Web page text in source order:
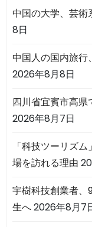
中国の大学、芸術
8日
中国人の国内旅
2026年8月8日
四川省宜賓市高
2026年8月7日
「科技ツーリズ
場を訪れる理由
宇樹科技創業者、
生へ2026年8月7